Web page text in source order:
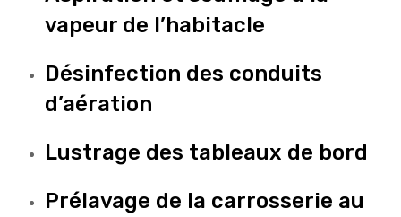
vapeur de l’habitacle
Désinfection des conduits
d’aération
Lustrage des tableaux de bord
Prélavage de la carrosserie au